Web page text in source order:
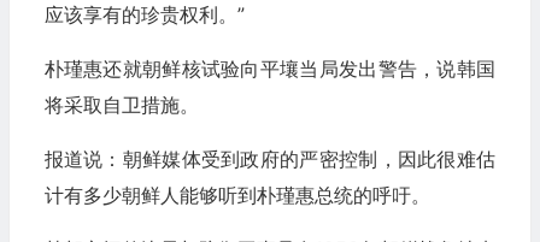
应该享有的珍贵权利。”
朴瑾惠还就朝鲜核试验向平壤当局发出警告，说韩国
将采取自卫措施。
报道说：朝鲜媒体受到政府的严密控制，因此很难估
计有多少朝鲜人能够听到朴瑾惠总统的呼吁。